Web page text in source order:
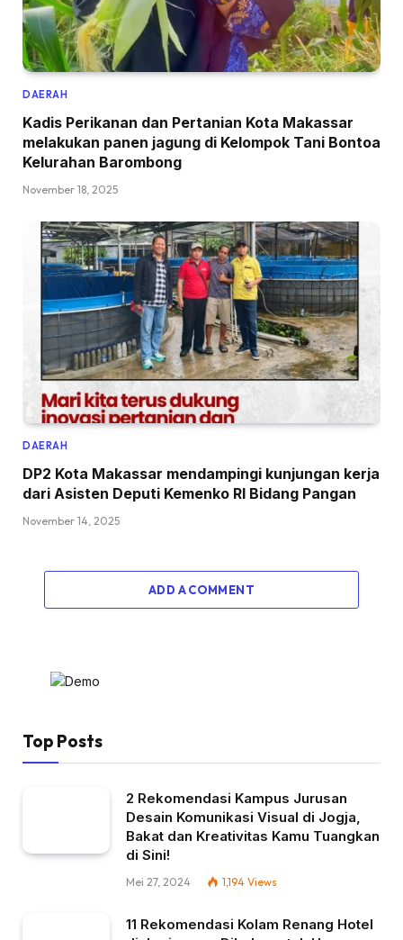
DAERAH
Kadis Perikanan dan Pertanian Kota Makassar
melakukan panen jagung di Kelompok Tani Bontoa
Kelurahan Barombong
November 18, 2025
DAERAH
DP2 Kota Makassar mendampingi kunjungan kerja
dari Asisten Deputi Kemenko RI Bidang Pangan
November 14, 2025
ADD A COMMENT
Top Posts
2 Rekomendasi Kampus Jurusan
Desain Komunikasi Visual di Jogja,
Bakat dan Kreativitas Kamu Tuangkan
di Sini!
Mei 27, 2024 1,194 Views
11 Rekomendasi Kolam Renang Hotel